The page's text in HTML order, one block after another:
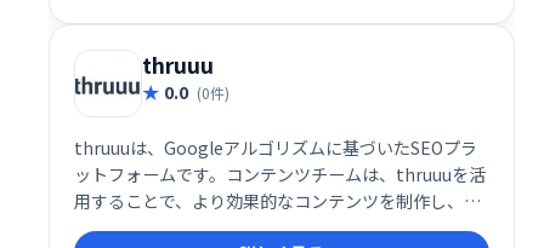
thruuu
0.0 (0件)
thruuuは、Googleアルゴリズムに基づいたSEOプラ
ットフォームです。コンテンツチームは、thruuuを活
用することで、より効果的なコンテンツを制作し、オ
ーガニック検索結果の改善を目指せます。エンドツー